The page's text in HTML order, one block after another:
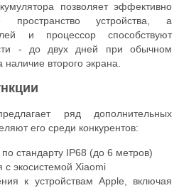
позволяет эффективно
пространство устройства, а
и процессор способствуют
- до двух дней при обычном
второго экрана.
ряд дополнительных
его среди конкурентов:
стандарту IP68 (до 6 метров)
с экосистемой Xiaomi
к устройствам Apple, включая